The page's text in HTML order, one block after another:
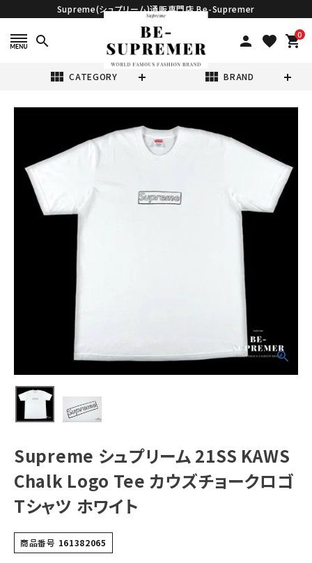
Supreme(シュプリーム)通販専門店 Be-Supremer
search person favorite 0
shopping_cart
view_module CATEGORY view_module BRAND
CATEGORY
Tシャツ・ロングスリーブ
ジャケット・アウター
キャップ・ハット
ニット帽・ビーニー
バックパック・リュック
Supreme シュプリーム 21SS KAWS
Chalk Logo Tee カウズチョークロゴ
Tシャツ ホワイト
商品番号 161382065